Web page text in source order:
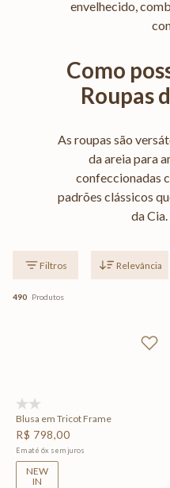
envelhecido,
Como
Roupas
As roupas são
da areia para
confeccionadas
padrões clássicos
da
Relevância
490 Produtos
Blusa em Tricot Frame
R$ 798,00
Em até6x sem juros
NEW
IN